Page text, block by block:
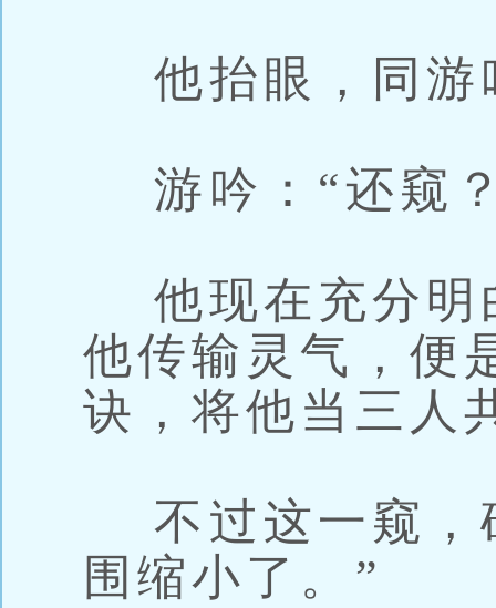
他抬眼，同游
游吟：“还窥
他现在充分明
他传输灵气，便
诀，将他当三人
不过这一窥，
围缩小了。”